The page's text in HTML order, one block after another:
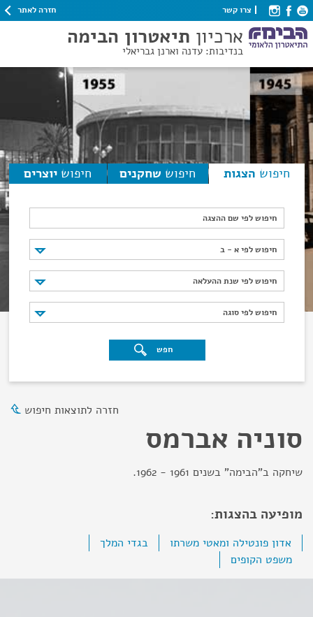
צרו קשר חזרה לאתר
ארכיון תיאטרון הבימה
בנדיבות: עדנה וארנן גבריאלי
חיפוש הצגות חיפוש שחקנים חיפוש יוצרים
חיפוש לפי שם ההצגה
חיפוש לפי א - ב
חיפוש לפי א - ב
חיפוש לפי שנת ההעלאה
חיפוש לפי שנת ההעלאה
חיפוש לפי סוגה
חיפוש לפי סוגה
חפש
חזרה לתוצאות חיפוש
סוניה אברמס
שיחקה ב"הבימה" בשנים 1961 - 1962.
מופיעה בהצגות:
אדון פונטילה ומאטי משרתו
בגדי המלך
משפט הקופים